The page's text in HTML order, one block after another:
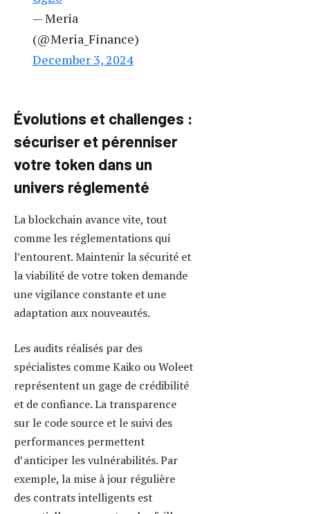
Les audits réalisés par des
spécialistes comme Kaiko ou Woleet
représentent un gage de crédibilité
performances permettent
d’anticiper les vulnérabilités. Par
exemple, la mise à jour régulière
des contrats intelligents est
essentielle pour contrer les failles
Sur le plan réglementaire,
comprendre et se conformer aux
exigences locales s’impose,
notamment en matière de lutte
contre le blanchiment d’argent
(KYC). Les régulateurs tendent à
renforcer ces pratiques afin d’éviter
les abus qui pourraient nuire à la
réputation globale du secteur.
Adapter sa gouvernance
Impliquer la communauté
dans les décisions via des
tokens de gouvernance